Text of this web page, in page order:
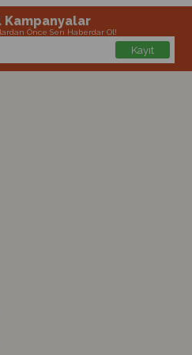
Kampanyalar
Önce Sen Haberdar Ol!
Kayıt